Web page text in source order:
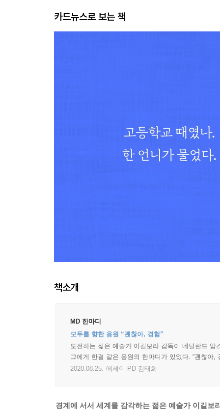
카드뉴스로 보는 책
책소개
MD 한마디
모두를 향한 응원 “괜찮아, 경험”
도전하는 젊은 예술가 이길보라 감독이 네덜란드
그에게 한결 같은 응원의 한마디가 있었다. “괜찮아
2020.08.25. 에세이 PD 김태희
경계에 서서 세계를 감각하는 젊은 예술가 이길보